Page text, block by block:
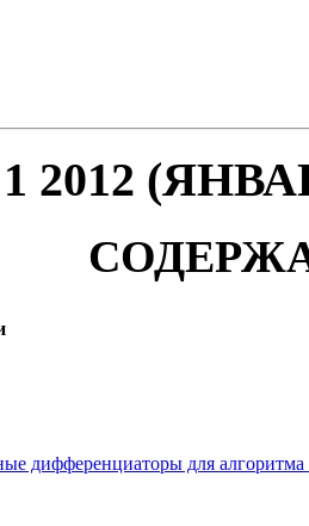
2012
дифференциаторы для алгоритма